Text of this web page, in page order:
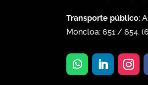
Transporte público:
Moncloa:651 /654. (